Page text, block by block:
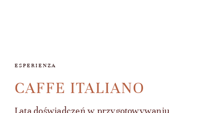
ESPERIENZA
CAFFE ITALIANO
Lata doświadczeń w przygotowywaniu